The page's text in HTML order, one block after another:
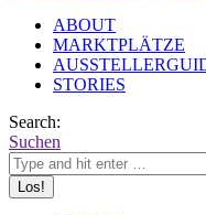
ABOUT
MARKTPLÄTZE
STORIES
Search:
Suchen